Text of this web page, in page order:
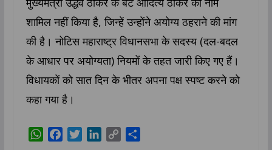
शामिल नहीं किया है, जिन्हें उन्होंने अयोग्य ठहराने की मांग
की है। नोटिस महाराष्ट्र विधानसभा के सदस्य (दल-बदल
के आधार पर अयोग्यता) नियमों के तहत जारी किए गए हैं।
विधायकों को सात दिन के भीतर अपना पक्ष स्पष्ट करने को
कहा गया है।
W